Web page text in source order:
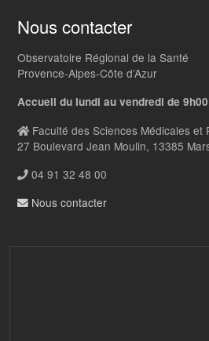
Nous contacter
Observatoire Régional de la Santé
Provence-Alpes-Côte d’Azur
Accueil du lundi au vendredi de
Faculté des Sciences Médicales et
27 Boulevard Jean Moulin, 13385
04 91 32 48 00
Nous contacter